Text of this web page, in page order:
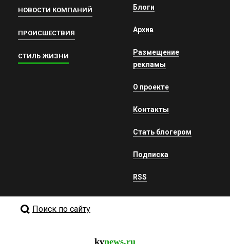
НОВОСТИ КОМПАНИЙ
ПРОИСШЕСТВИЯ
СТИЛЬ ЖИЗНИ
Блоги
Архив
Размещение
рекламы
О проекте
Контакты
Стать блогером
Подписка
RSS
Поиск по сайту
kvnews.ru